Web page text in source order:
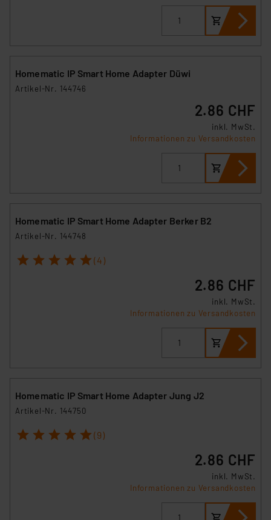
Homematic IP Smart Home Adapter Düwi
Artikel-Nr. 144746
2.86 CHF
inkl. MwSt.
Informationen zu Versandkosten
Homematic IP Smart Home Adapter Berker B2
Artikel-Nr. 144748
1 2 3 4 5 (4)
2.86 CHF
inkl. MwSt.
Informationen zu Versandkosten
Homematic IP Smart Home Adapter Jung J2
Artikel-Nr. 144750
1 2 3 4 5 (9)
2.86 CHF
inkl. MwSt.
Informationen zu Versandkosten